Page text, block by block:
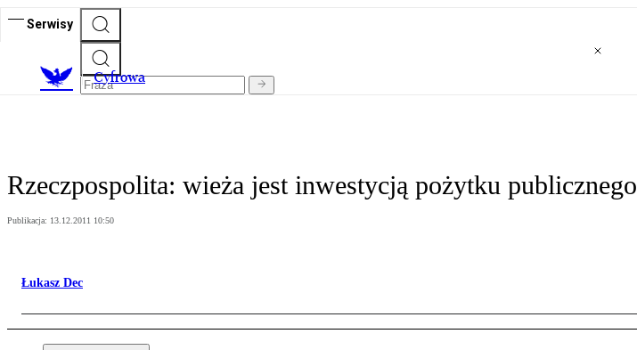
Serwisy
Cyfrowa
Rzeczpospolita: wieża jest inwestycją pożytku publicznego
Publikacja: 13.12.2011 10:50
Łukasz Dec